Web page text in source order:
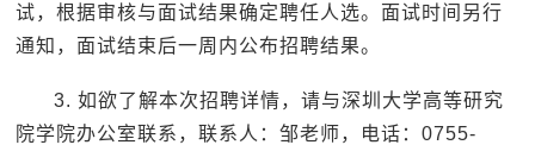
试，根据审核与面试结果确定聘任人选。面试时间另行
通知，面试结束后一周内公布招聘结果。
3. 如欲了解本次招聘详情，请与深圳大学高等研究
院学院办公室联系，联系人：邹老师，电话：0755-